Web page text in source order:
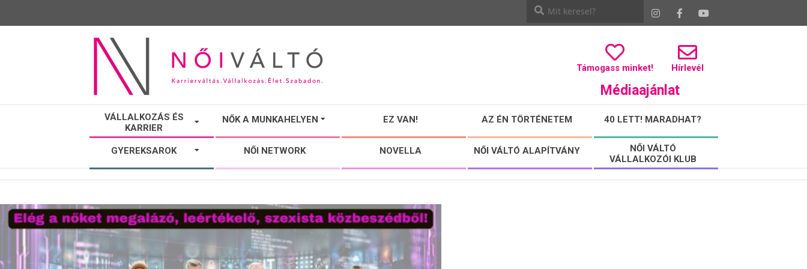
NŐI
VÁLTÓ
Támogass minket! Hírlevél
Médiaajánlat
VÁLLALKOZÁS ÉS
KARRIER
NŐK A MUNKAHELYEN EZ VAN! AZ ÉN TÖRTÉNETEM 40 LETT! MARADHAT?
GYEREKSAROK NŐI NETWORK NOVELLA NŐI VÁLTÓ ALAPÍTVÁNY
NŐI VÁLTÓ
VÁLLALKOZÓI KLUB